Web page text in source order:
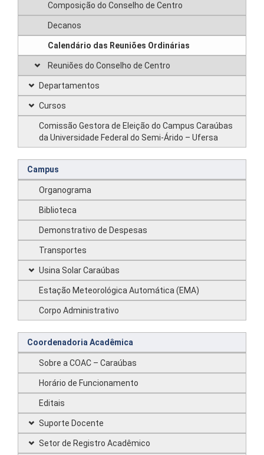
Composição do Conselho de Centro
Decanos
Calendário das Reuniões Ordinárias
Reuniões do Conselho de Centro
Departamentos
Cursos
Comissão Gestora de Eleição do Campus Caraúbas
da Universidade Federal do Semi-Árido – Ufersa
Campus
Organograma
Biblioteca
Demonstrativo de Despesas
Transportes
Usina Solar Caraúbas
Estação Meteorológica Automática (EMA)
Corpo Administrativo
Coordenadoria Acadêmica
Sobre a COAC – Caraúbas
Horário de Funcionamento
Editais
Suporte Docente
Setor de Registro Acadêmico